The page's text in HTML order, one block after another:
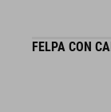
qualità, sempre
FELPA CON